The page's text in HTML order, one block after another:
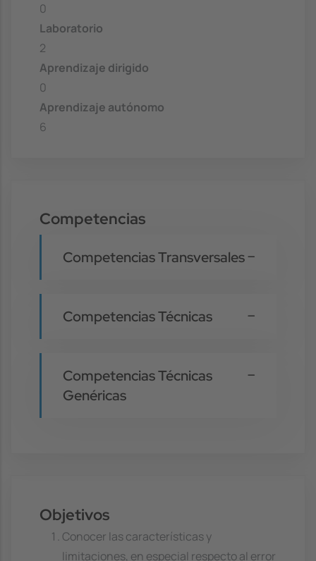
0
Laboratorio
2
Aprendizaje dirigido
0
Aprendizaje autónomo
6
Competencias
Competencias Transversales
Competencias Técnicas
Competencias Técnicas
Genéricas
Objetivos
Conocer las características y
limitaciones, en especial respecto al error